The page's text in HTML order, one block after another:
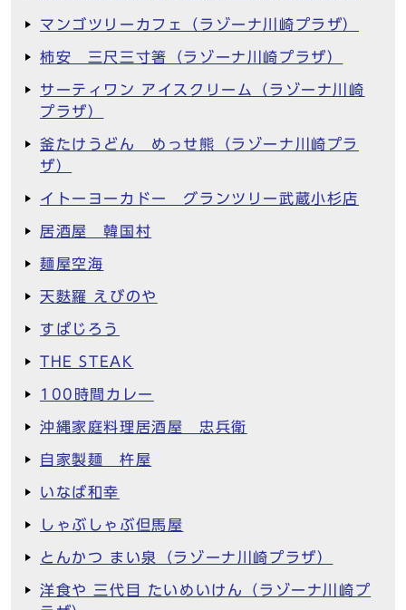
マンゴツリーカフェ（ラゾーナ川崎プラザ）
柿安 三尺三寸箸（ラゾーナ川崎プラザ）
サーティワン アイスクリーム（ラゾーナ川崎
プラザ）
釜たけうどん めっせ熊（ラゾーナ川崎プラ
ザ）
イトーヨーカドー グランツリー武蔵小杉店
居酒屋 韓国村
麺屋空海
天麩羅 えびのや
すぱじろう
THE STEAK
100時間カレー
沖縄家庭料理居酒屋 忠兵衛
自家製麺 杵屋
いなば和幸
しゃぶしゃぶ但馬屋
とんかつ まい泉（ラゾーナ川崎プラザ）
洋食や 三代目 たいめいけん（ラゾーナ川崎プ